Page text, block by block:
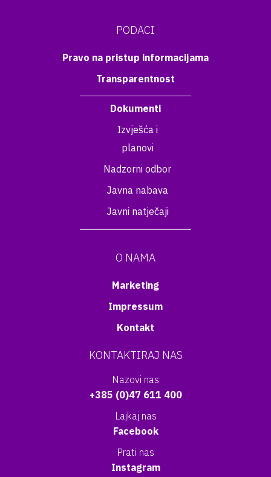
PODACI
Pravo na pristup informacijama
Transparentnost
Dokumenti
Izvješća i
planovi
Nadzorni odbor
Javna nabava
Javni natječaji
O NAMA
Marketing
Impressum
Kontakt
KONTAKTIRAJ NAS
Nazovi nas
+385 (0)47 611 400
Lajkaj nas
Facebook
Prati nas
Instagram